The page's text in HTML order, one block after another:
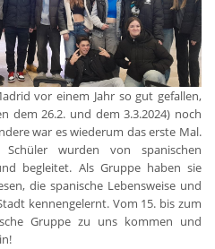
vor einem Jahr so gut gefallen,
dem 26.2. und dem 3.3.2024) noch
war es wiederum das erste Mal.
wurden von spanischen
begleitet. Als Gruppe haben sie
die spanische Lebensweise und
kennengelernt. Vom 15. bis zum
Gruppe zu uns kommen und